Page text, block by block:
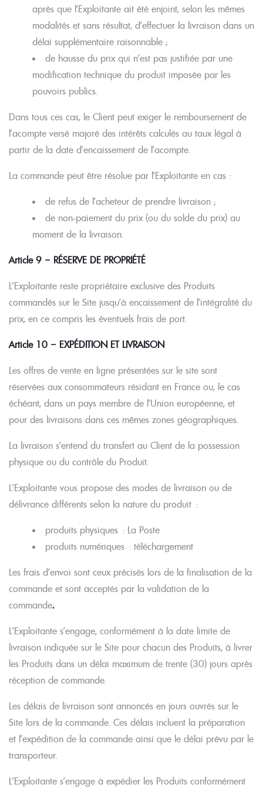
après que l’Exploitante ait été enjoint, selon les mêmes
modalités et sans résultat, d’effectuer la livraison dans un
délai supplémentaire raisonnable ;
de hausse du prix qui n’est pas justifiée par une
modification technique du produit imposée par les
pouvoirs publics.
Dans tous ces cas, le Client peut exiger le remboursement de
l’acompte versé majoré des intérêts calculés au taux légal à
partir de la date d’encaissement de l’acompte.
La commande peut être résolue par l’Exploitante en cas :
de refus de l’acheteur de prendre livraison ;
de non-paiement du prix (ou du solde du prix) au
moment de la livraison.
Article 9 – RÉSERVE DE PROPRIÉTÉ
L’Exploitante reste propriétaire exclusive des Produits
commandés sur le Site jusqu’à encaissement de l’intégralité du
prix, en ce compris les éventuels frais de port.
Article 10 – EXPÉDITION ET LIVRAISON
Les offres de vente en ligne présentées sur le site sont
réservées aux consommateurs résidant en France ou, le cas
échéant, dans un pays membre de l’Union européenne, et
pour des livraisons dans ces mêmes zones géographiques.
La livraison s’entend du transfert au Client de la possession
physique ou du contrôle du Produit.
L’Exploitante vous propose des modes de livraison ou de
délivrance différents selon la nature du produit :
produits physiques : La Poste
produits numériques : téléchargement
Les frais d’envoi sont ceux précisés lors de la finalisation de la
commande et sont acceptés par la validation de la
commande.
L’Exploitante s’engage, conformément à la date limite de
livraison indiquée sur le Site pour chacun des Produits, à livrer
les Produits dans un délai maximum de trente (30) jours après
réception de commande.
Les délais de livraison sont annoncés en jours ouvrés sur le
Site lors de la commande. Ces délais incluent la préparation
et l’expédition de la commande ainsi que le délai prévu par le
transporteur.
L’Exploitante s’engage à expédier les Produits conformément